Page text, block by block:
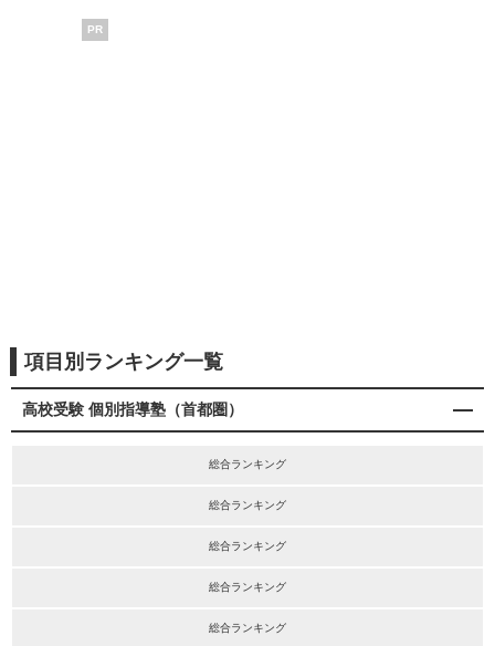
PR
項目別ランキング一覧
高校受験 個別指導塾（首都圏）
総合ランキング
総合ランキング
総合ランキング
総合ランキング
総合ランキング